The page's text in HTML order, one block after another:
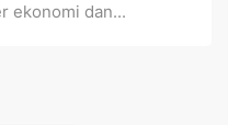
ekonomi dan...